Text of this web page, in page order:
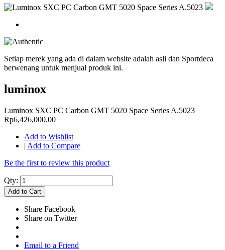
Setiap merek yang ada di dalam website adalah asli dan Sportdeca
berwenang untuk menjual produk ini.
luminox
Luminox SXC PC Carbon GMT 5020 Space Series A.5023
Rp6,426,000.00
Add to Wishlist
| Add to Compare
Be the first to review this product
Qty:
Add to Cart
Share Facebook
Share on Twitter
Email to a Friend